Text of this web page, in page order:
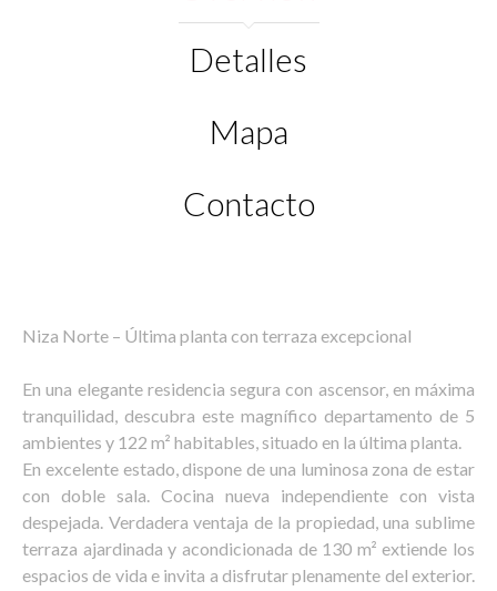
Detalles
Mapa
Contacto
Niza Norte – Última planta con terraza excepcional
En una elegante residencia segura con ascensor, en máxima
tranquilidad, descubra este magnífico departamento de 5
ambientes y 122 m² habitables, situado en la última planta.
En excelente estado, dispone de una luminosa zona de estar
con doble sala. Cocina nueva independiente con vista
despejada. Verdadera ventaja de la propiedad, una sublime
terraza ajardinada y acondicionada de 130 m² extiende los
espacios de vida e invita a disfrutar plenamente del exterior.